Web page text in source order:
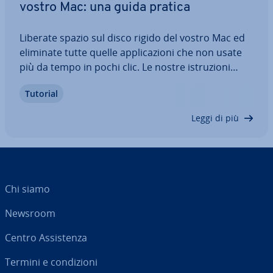
vostro Mac: una guida pratica
Liberate spazio sul disco rigido del vostro Mac ed
eliminate tutte quelle ap­pli­ca­zio­ni che non usate
più da tempo in pochi clic. Le nostre istru­zio­ni
gui­de­ran­no at­tra­ver­so le opzioni di­spo­ni­bi­li
Tutorial
Leggi di più
Chi siamo
Newsroom
Centro As­si­sten­za
Termini e con­di­zio­ni